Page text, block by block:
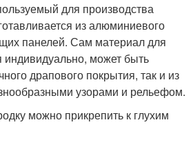
для производства
из алюминиевого
панелей. Сам материал для
индивидуально, может быть
драпового покрытия, так и из
узорами и рельефом.
можно прикрепить к глухим